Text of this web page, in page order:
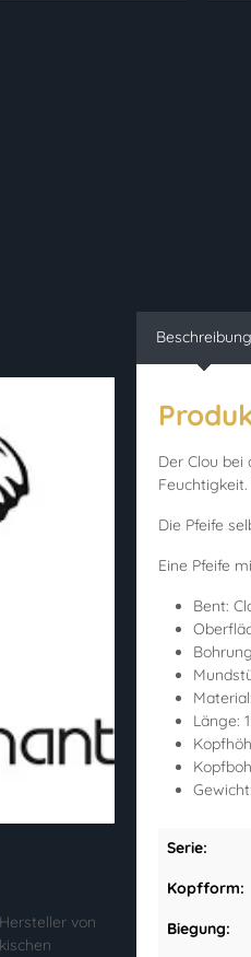
von
Beschreibung
Der Clou
Die Pfeife
Eine Pfeife
Bent:
Länge:
Serie:
Kopfform:
Biegung: